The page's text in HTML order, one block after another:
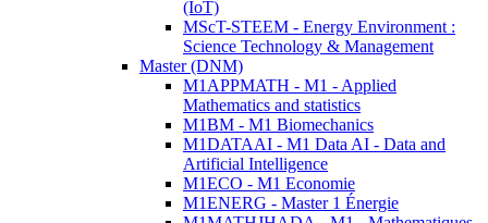
(IoT)
MScT-STEEM - Energy Environment :
Science Technology & Management
Master (DNM)
M1APPMATH - M1 - Applied
Mathematics and statistics
M1BM - M1 Biomechanics
M1DATAAI - M1 Data AI - Data and
Artificial Intelligence
M1ECO - M1 Economie
M1ENERG - Master 1 Énergie